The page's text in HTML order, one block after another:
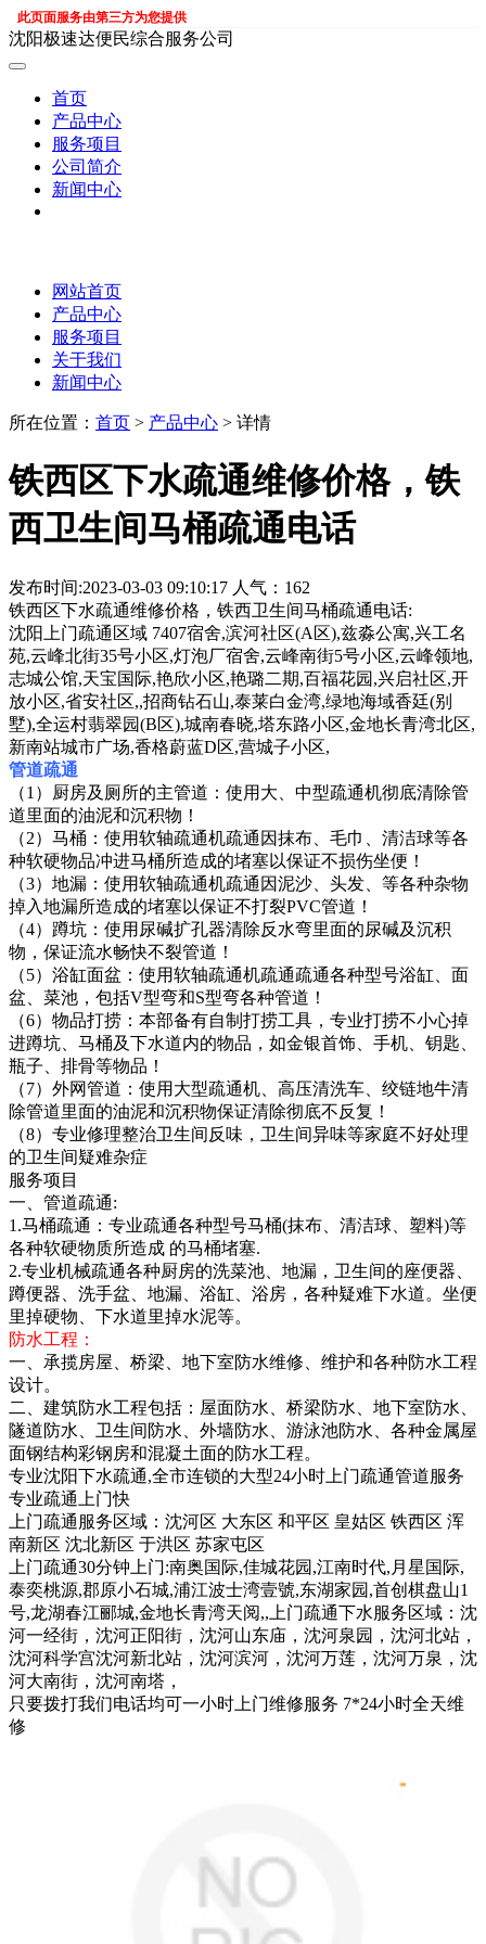
此页面服务由第三方为您提供
沈阳极速达便民综合服务公司
首页
产品中心
服务项目
公司简介
新闻中心
网站首页
产品中心
服务项目
关于我们
新闻中心
所在位置： 首页 > 产品中心 > 详情
铁西区下水疏通维修价格，铁
西卫生间马桶疏通电话
发布时间:2023-03-03 09:10:17 人气：162
铁西区下水疏通维修价格，铁西卫生间马桶疏通电话:
沈阳上门疏通区域 7407宿舍,滨河社区(A区),兹淼公寓,兴工名
苑,云峰北街35号小区,灯泡厂宿舍,云峰南街5号小区,云峰领地,
志城公馆,天宝国际,艳欣小区,艳璐二期,百福花园,兴启社区,开
放小区,省安社区,,招商钻石山,泰莱白金湾,绿地海域香廷(别
墅),全运村翡翠园(B区),城南春晓,塔东路小区,金地长青湾北区,
新南站城市广场,香格蔚蓝D区,营城子小区,
管道疏通
（1）厨房及厕所的主管道：使用大、中型疏通机彻底清除管
道里面的油泥和沉积物！
（2）马桶：使用软轴疏通机疏通因抹布、毛巾、清洁球等各
种软硬物品冲进马桶所造成的堵塞以保证不损伤坐便！
（3）地漏：使用软轴疏通机疏通因泥沙、头发、等各种杂物
掉入地漏所造成的堵塞以保证不打裂PVC管道！
（4）蹲坑：使用尿碱扩孔器清除反水弯里面的尿碱及沉积
物，保证流水畅快不裂管道！
（5）浴缸面盆：使用软轴疏通机疏通疏通各种型号浴缸、面
盆、菜池，包括V型弯和S型弯各种管道！
（6）物品打捞：本部备有自制打捞工具，专业打捞不小心掉
进蹲坑、马桶及下水道内的物品，如金银首饰、手机、钥匙、
瓶子、排骨等物品！
（7）外网管道：使用大型疏通机、高压清洗车、绞链地牛清
除管道里面的油泥和沉积物保证清除彻底不反复！
（8）专业修理整治卫生间反味，卫生间异味等家庭不好处理
的卫生间疑难杂症
服务项目
一、管道疏通:
1.马桶疏通：专业疏通各种型号马桶(抹布、清洁球、塑料)等
各种软硬物质所造成 的马桶堵塞.
2.专业机械疏通各种厨房的洗菜池、地漏，卫生间的座便器、
蹲便器、洗手盆、地漏、浴缸、浴房，各种疑难下水道。坐便
里掉硬物、下水道里掉水泥等。
防水工程：
一、承揽房屋、桥梁、地下室防水维修、维护和各种防水工程
设计。
二、建筑防水工程包括：屋面防水、桥梁防水、地下室防水、
隧道防水、卫生间防水、外墙防水、游泳池防水、各种金属屋
面钢结构彩钢房和混凝土面的防水工程。
专业沈阳下水疏通,全市连锁的大型24小时上门疏通管道服务
专业疏通上门快
上门疏通服务区域：沈河区 大东区 和平区 皇姑区 铁西区 浑
南新区 沈北新区 于洪区 苏家屯区
上门疏通30分钟上门:南奥国际,佳城花园,江南时代,月星国际,
泰奕桃源,郡原小石城,浦江波士湾壹號,东湖家园,首创棋盘山1
号,龙湖春江郦城,金地长青湾天阅,,上门疏通下水服务区域：沈
河一经街，沈河正阳街，沈河山东庙，沈河泉园，沈河北站，
沈河科学宫沈河新北站，沈河滨河，沈河万莲，沈河万泉，沈
河大南街，沈河南塔，
只要拨打我们电话均可一小时上门维修服务 7*24小时全天维
修